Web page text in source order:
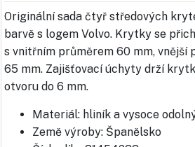
Originální sada čtyř středových
barvě s logem Volvo. Krytky se
s vnitřním průměrem 60 mm, vnější
65 mm. Zajišťovací úchyty drží
otvoru do 6 mm.
Materiál: hliník a vysoce
Země výroby: Španělsko